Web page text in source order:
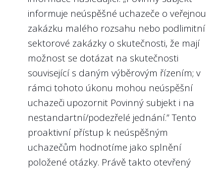
podnikání státní firmy zpětně za
předcházející rok?
Doporučení:
V případě, že management selhává, má
veřejnost působit na politickou
reprezentaci, aby neblahý stav napravila.
Opačně i pro management státních firem,
který naplňuje stanovená KPI, je zveřejnění
dosažených hodnot obranou před
případným politickým tlakem nebo
odvoláním ze zástupných důvodů.
Doporučení:
Stejně jako u členů představenstva by i
členové kontrolních orgánů (typicky
dozorčí rady) měli mít na webu snadno
dohledatelný alespoň stručný životopis.
Předně jde o zástupce vlastníka (v
přeneseném smyslu zástupce veřejnosti),
kteří dohlíží na výkon funkce členů
managementu. Jejich profesní životopis by
tedy měl odpovídat důležitosti a nárokům
na takové funkce.
informuje neúspěšné uchazeče o veřejnou
zakázku malého rozsahu nebo podlimitní
sektorové zakázky o skutečnosti, že mají
možnost se dotázat na skutečnosti
související s daným výběrovým řízením; v
rámci tohoto úkonu mohou neúspěšní
uchazeči upozornit Povinný subjekt i na
nestandartní/podezřelé jednání.” Tento
proaktivní přístup k neúspěšným
uchazečům hodnotíme jako splnění
položené otázky. Právě takto otevřený